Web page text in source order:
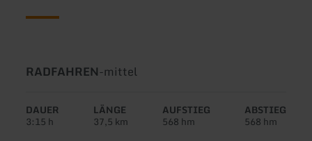
Art
Tour:
RADFAHREN-Schwierigkeit:
mittel
DAUER
3:15 h
LÄNGE
37,5 km
AUFSTIEG
568 hm
ABSTIEG
568 hm